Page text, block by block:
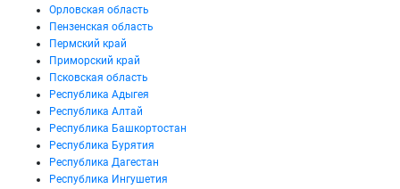
Орловская область
Пензенская область
Пермский край
Приморский край
Псковская область
Республика Адыгея
Республика Алтай
Республика Башкортостан
Республика Бурятия
Республика Дагестан
Республика Ингушетия